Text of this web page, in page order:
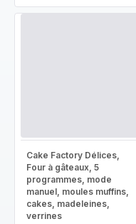
Cake Factory Délices,
Four à gâteaux, 5
programmes, mode
manuel, moules muffins,
cakes, madeleines,
verrines